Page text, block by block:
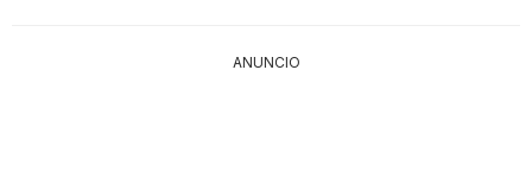
ANUNCIO